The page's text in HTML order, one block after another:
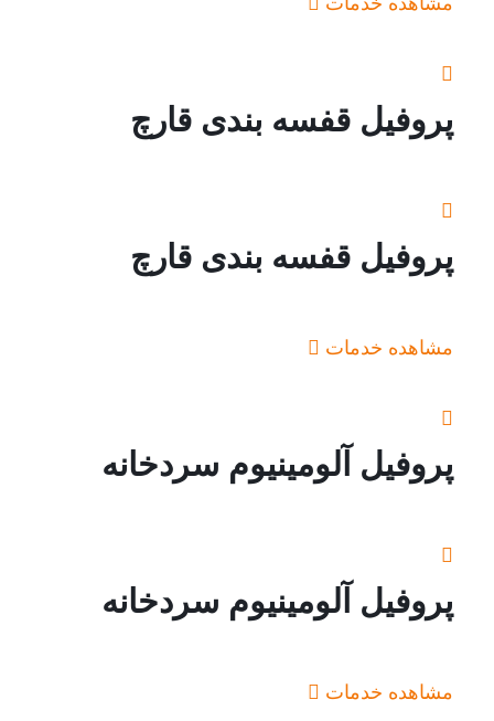
پروفیل قفسه بندی قارچ
پروفیل قفسه بندی قارچ
مشاهده خدمات
پروفیل آلومینیوم سردخانه
پروفیل آلومینیوم سردخانه
مشاهده خدمات